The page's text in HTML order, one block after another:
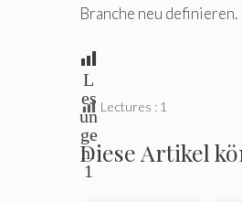
Branche neu definieren.
L
es
un
ge
n:
1
Lectures : 1
Diese Artikel